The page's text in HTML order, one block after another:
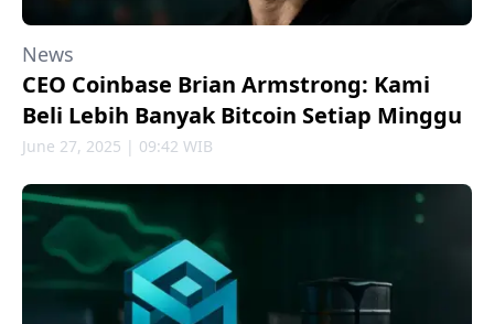
News
CEO Coinbase Brian Armstrong: Kami
Beli Lebih Banyak Bitcoin Setiap Minggu
June 27, 2025 | 09:42 WIB